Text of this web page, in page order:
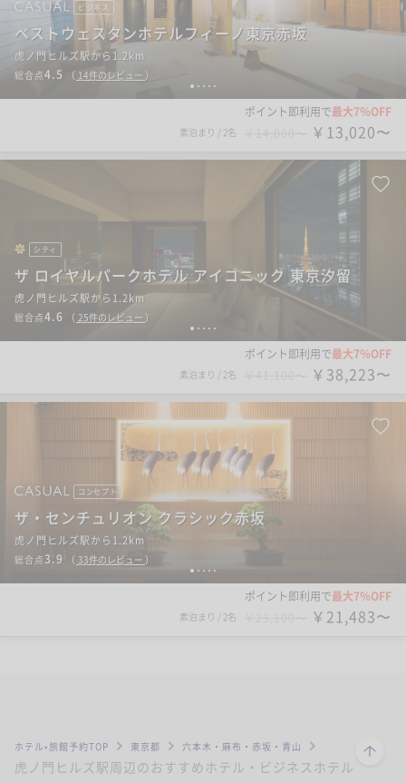
1 2 3 4 5
ビジネス
ベストウェスタンホテルフィーノ東京赤坂
虎ノ門ヒルズ駅から1.2km
総合点4.5 （ 14件のレビュー ）
ポイント即利用で最大7％OFF
素泊まり / 2名 ￥13,020〜
1 2 3 4 5
シティ
ザ ロイヤルパークホテル アイコニック 東京汐留
虎ノ門ヒルズ駅から1.2km
総合点4.6 （ 25件のレビュー ）
ポイント即利用で最大7％OFF
素泊まり / 2名 ￥38,223〜
1 2 3 4 5
コンセプト
ザ・センチュリオン クラシック赤坂
虎ノ門ヒルズ駅から1.2km
総合点3.9 （ 33件のレビュー ）
ポイント即利用で最大7％OFF
素泊まり / 2名 ￥21,483〜
ホテルマイステイズプレミア浜松町